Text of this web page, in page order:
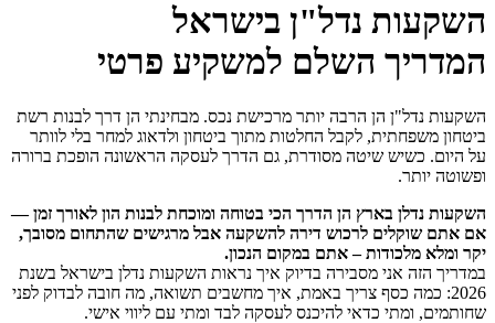
השקעות נדל"ן בישראל
המדריך השלם למשקיע פרטי
השקעות נדל"ן הן הרבה יותר מרכישת נכס. מבחינתי הן דרך לבנות רשת
ביטחון משפחתית, לקבל החלטות מתוך ביטחון ולדאוג למחר בלי לוותר
על היום. כשיש שיטה מסודרת, גם הדרך לעסקה הראשונה הופכת ברורה
ופשוטה יותר.
השקעות נדלן בארץ הן הדרך הכי בטוחה ומוכחת לבנות הון לאורך זמן —
אם אתם שוקלים לרכוש דירה להשקעה אבל מרגישים שהתחום מסובך,
יקר ומלא מלכודות – אתם במקום הנכון.
במדריך הזה אני מסבירה בדיוק איך נראות השקעות נדלן בישראל בשנת
2026: כמה כסף צריך באמת, איך מחשבים תשואה, מה חובה לבדוק לפני
שחותמים, ומתי כדאי להיכנס לעסקה לבד ומתי עם ליווי אישי.